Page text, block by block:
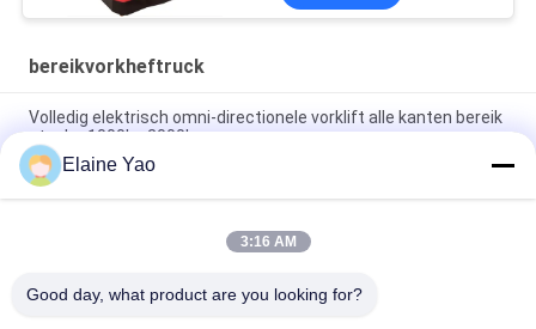
bereikvorkheftruck
Volledig elektrisch omni-directionele vorklift alle kanten bereik
stapler 1000kg 2000kg
Omni-directionele staplers Smale ruimte Ga rond Ultra
multifunctioneel en flexibel
All Direction Electric Reach Stacker 230V 220V 100V 127V
Elaine Yao
3:16 AM
Good day, what product are you looking for?